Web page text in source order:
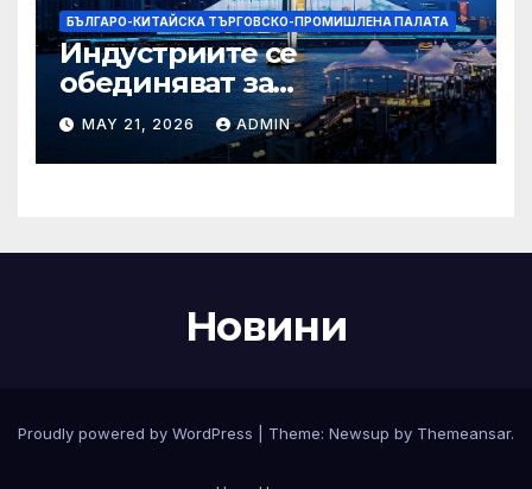
БЪЛГАРО-КИТАЙСКА ТЪРГОВСКО-ПРОМИШЛЕНА ПАЛАТА
Индустриите се
обединяват за
висококачествен растеж на
културния и
туристическия сектор
MAY 21, 2026 ADMIN
Новини
Proudly powered by WordPress Theme: Newsup by Themeansar.